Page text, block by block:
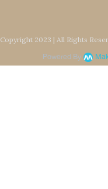
Copyright 2023 | All Rights
Powered By